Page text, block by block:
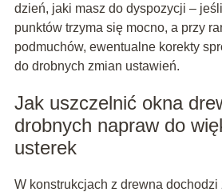
dzień, jaki masz do dyspozycji –
punktów trzyma się mocno, a przy
podmuchów, ewentualne korekty
do drobnych zmian ustawień.
Jak uszczelnić okna
drobnych napraw do
usterek
W konstrukcjach z drewna dochodzi